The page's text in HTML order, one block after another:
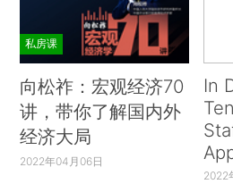
私房课
向松祚：宏观经济70
讲，带你了解国内外
经济大局
2022年04月06日
In
2022